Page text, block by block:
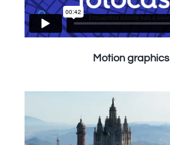
Motion graphics